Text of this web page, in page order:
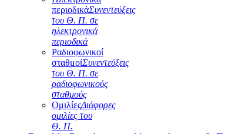
περιοδικάΣυνεντεύξεις
του Θ. Π. σε
ηλεκτρονικά
περιοδικά
Ραδιοφωνικοί
σταθμοίΣυνεντεύξεις
του Θ. Π. σε
ραδιοφωνικούς
σταθμούς
ΟμιλίεςΔιάφορες
ομιλίες του
Θ. Π.